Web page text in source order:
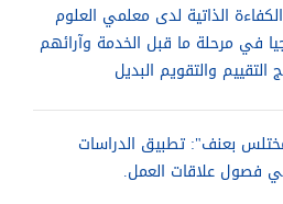
الذاتية لدى معلمي العلوم
في مرحلة ما قبل الخدمة وآرائهم
والتقويم البديل
بعنف": تطبيق الدراسات
فصول علاقات العمل.